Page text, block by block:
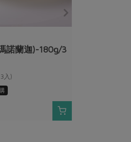
諾蘭迦)-180g/3
入)